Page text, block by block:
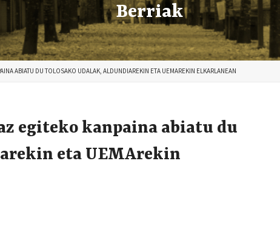
Berriak
ABIATU DU TOLOSAKO UDALAK, ALDUNDIAREKIN ETA UEMAREKIN ELKARLANEAN
egiteko kanpaina abiatu du
eta UEMArekin